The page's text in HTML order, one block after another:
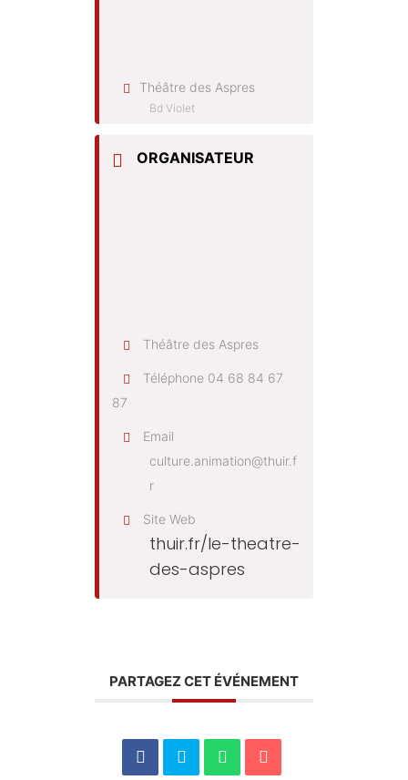
Théâtre des Aspres
Bd Violet
ORGANISATEUR
Théâtre des Aspres
Téléphone 04 68 84 67
87
Email
culture.animation@thuir.f
r
Site Web
thuir.fr/le-theatre-
des-aspres
PARTAGEZ CET ÉVÉNEMENT